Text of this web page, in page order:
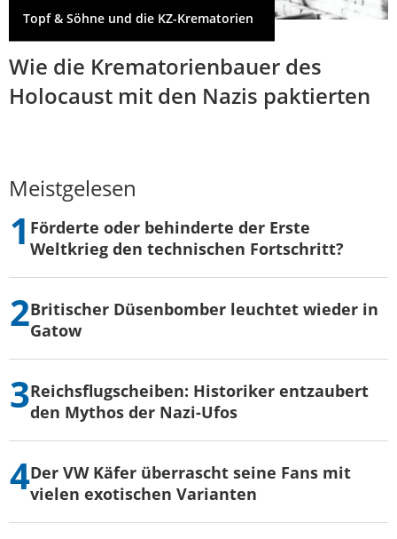
Topf & Söhne und die KZ-Krematorien
Wie die Krematorienbauer des
Holocaust mit den Nazis paktierten
Meistgelesen
Förderte oder behinderte der Erste
Weltkrieg den technischen Fortschritt?
Britischer Düsenbomber leuchtet wieder in
Gatow
Reichsflugscheiben: Historiker entzaubert
den Mythos der Nazi-Ufos
Der VW Käfer überrascht seine Fans mit
vielen exotischen Varianten